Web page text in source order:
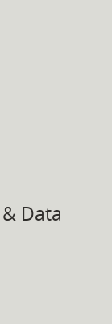
Data